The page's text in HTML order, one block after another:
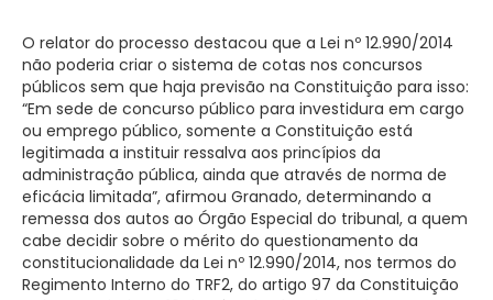
O relator do processo destacou que a Lei nº 12.990/2014
não poderia criar o sistema de cotas nos concursos
públicos sem que haja previsão na Constituição para isso:
“Em sede de concurso público para investidura em cargo
ou emprego público, somente a Constituição está
legitimada a instituir ressalva aos princípios da
administração pública, ainda que através de norma de
eficácia limitada”, afirmou Granado, determinando a
remessa dos autos ao Órgão Especial do tribunal, a quem
cabe decidir sobre o mérito do questionamento da
constitucionalidade da Lei nº 12.990/2014, nos termos do
Regimento Interno do TRF2, do artigo 97 da Constituição